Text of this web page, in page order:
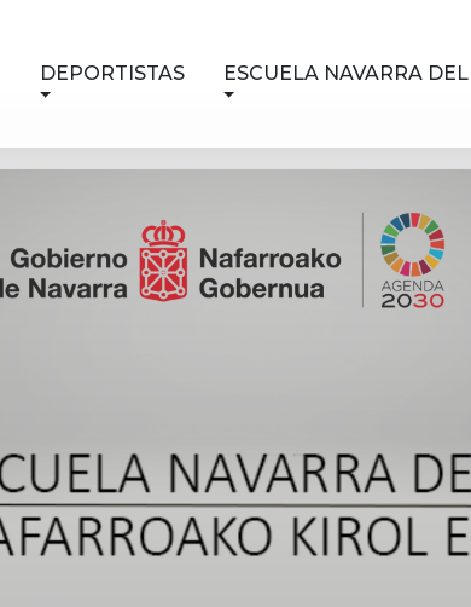
DEPORTISTAS ESCUELA NAVARRA